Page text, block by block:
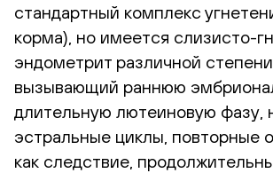
стандартный комплекс
корма), но имеется слизисто-
эндометрит различной
вызывающий раннюю
длительную лютеиновую фазу,
эстральные циклы, повторные
как следствие,